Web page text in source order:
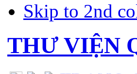
Skip to 2nd
THƯ VIỆN